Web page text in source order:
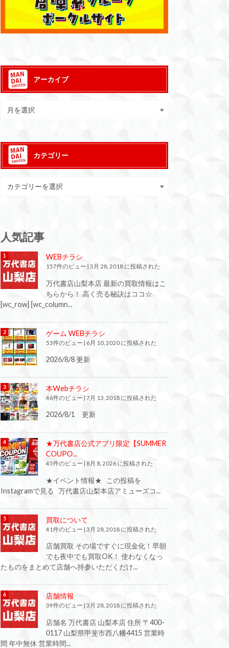
アーカイブ
カテゴリー
人気記事
WEBチラシ
157件のビュー 3月 28, 2018 に投稿された
万代書店山梨本店 最新の買取情報はこ
ちらから！ 高く売る秘訣はココ☆
[wc_row] [wc_column...
ゲーム WEBチラシ
53件のビュー | 6月 10, 2020 に投稿された
2026/8/8 更新
本Webチラシ
46件のビュー 7月 13, 2018 に投稿された
2026/8/1 更新
★万代書店公式アプリ限定【SUMMER
COUPO...
45件のビュー 8月 8, 2026 に投稿された
★イベント情報★ この投稿を
Instagramで見る 万代書店山梨本店アミューズコ...
買取について
41件のビュー | 3月 28, 2018 に投稿された
店舗買取 その場ですぐに現金化！早朝
でも夜中でも買取OK！ 使わなくなっ
たものをまとめて店舗へ持参いただくだけ...
店舗情報
39件のビュー 3月 28, 2018 に投稿された
店舗名 万代書店 山梨本店 住所 〒400-
0117 山梨県甲斐市西八幡4415 営業時
間 年中無休 営業時間...